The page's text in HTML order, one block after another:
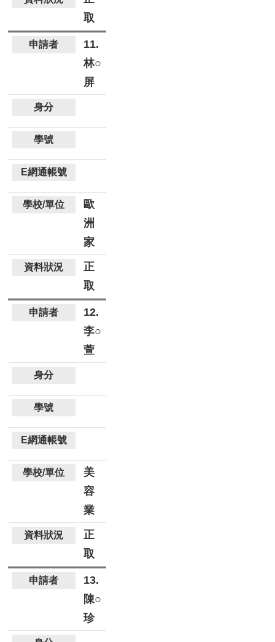
取
11.
林○
屏
歐
洲
家
正
取
12.
李○
萱
美
容
業
正
取
13.
陳○
珍